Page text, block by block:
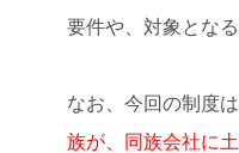
要件や、対象とな
なお、今回の制度は
族が、同族会社に